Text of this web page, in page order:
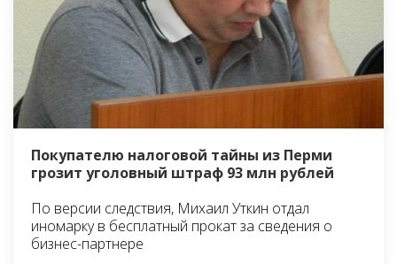
Покупателю налоговой тайны из Перми
грозит уголовный штраф 93 млн рублей
По версии следствия, Михаил Уткин отдал
иномарку в бесплатный прокат за сведения о
бизнес-партнере